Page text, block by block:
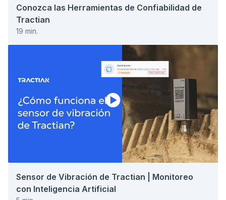
Conozca las Herramientas de Confiabilidad de
Tractian
19 min.
Sensor de Vibración de Tractian | Monitoreo
con Inteligencia Artificial